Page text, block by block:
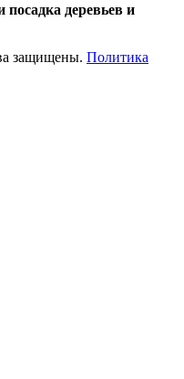
деревьев и
защищены. Политика